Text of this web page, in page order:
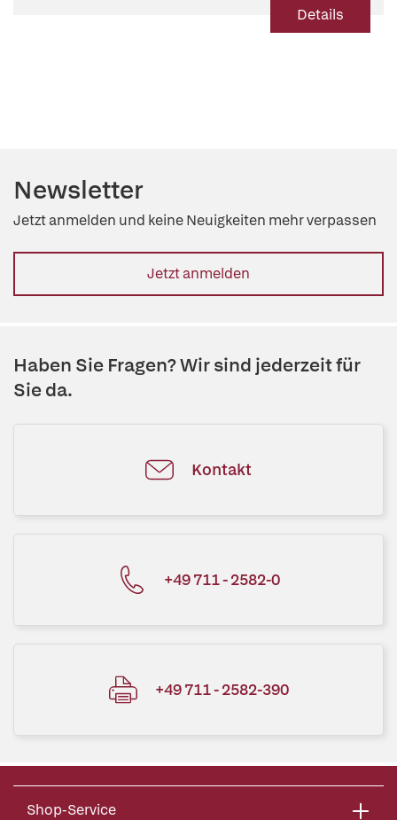
Details
Newsletter
Jetzt anmelden und keine Neuigkeiten mehr verpassen
Jetzt anmelden
Haben Sie Fragen? Wir sind jederzeit für
Sie da.
Kontakt
+49 711 - 2582-0
+49 711 - 2582-390
Shop-Service